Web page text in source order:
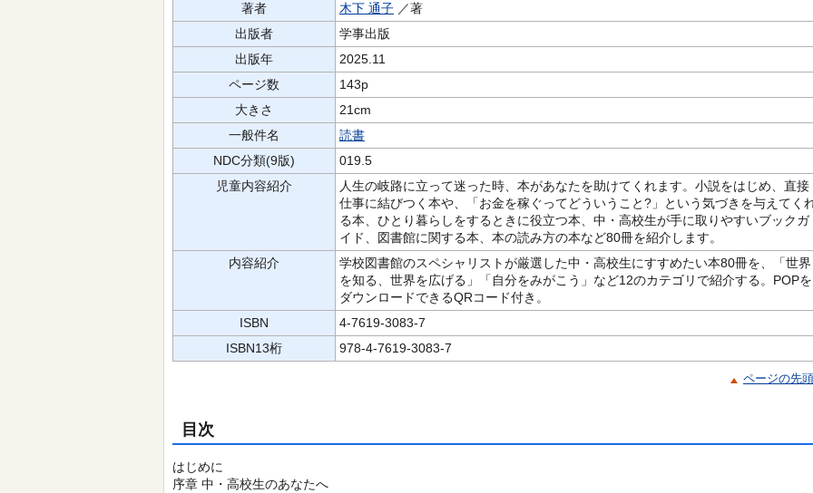
著者
木下 通子 ／著
出版者
学事出版
出版年
2025.11
ページ数
143p
大きさ
21cm
一般件名
読書
NDC分類(9版)
019.5
児童内容紹介
人生の岐路に立って迷った時、本があなたを助けてくれます。小説をはじめ、直接
仕事に結びつく本や、「お金を稼ぐってどういうこと?」という気づきを与えてく
る本、ひとり暮らしをするときに役立つ本、中・高校生が手に取りやすいブックガ
イド、図書館に関する本、本の読み方の本など80冊を紹介します。
内容紹介
学校図書館のスペシャリストが厳選した中・高校生にすすめたい本80冊を、「世界
を知る、世界を広げる」「自分をみがこう」など12のカテゴリで紹介する。POPを
ダウンロードできるQRコード付き。
ISBN
4-7619-3083-7
ISBN13桁
978-4-7619-3083-7
ページの先
目次
はじめに
序章 中・高校生のあなたへ